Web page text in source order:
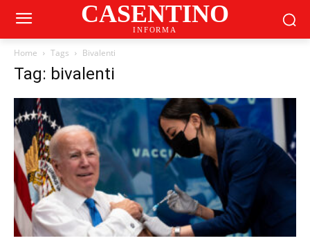
CASENTINO
INFORMA
Home Tags Bivalenti
Tag: bivalenti